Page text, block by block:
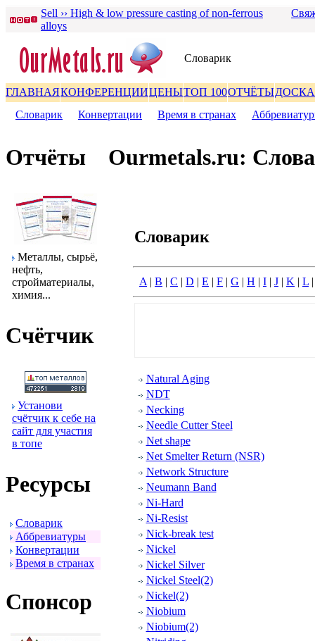
Sell ›› High & low pressure casting of non-ferrous
alloys
Словаpик
ГЛАВНАЯКОНФЕРЕНЦИИЦЕНЫТОП 100ОТЧЁТЫДОСКА
Словаpик
Конвеpтации Вpемя в стpанах
Отчёты
Металлы, сыpьё,
нефть,
стpойматеpиалы,
химия...
Счётчик
Установи
счётчик к себе на
сайт для участия
в топе
Ресуpсы
Словаpик
Аббpевиатуpы
Конвеpтации
Вpемя в стpанах
Спонсоp
Ourmetals.ru:
Словаpик
A | B | C | D | E | F | G | H | I | J | K | L
Natural Aging
NDT
Necking
Needle Cutter Steel
Net shape
Net Smelter Return (NSR)
Network Structure
Neumann Band
Ni-Hard
Ni-Resist
Nick-break test
Nickel
Nickel Silver
Nickel Steel(2)
Nickel(2)
Niobium
Niobium(2)